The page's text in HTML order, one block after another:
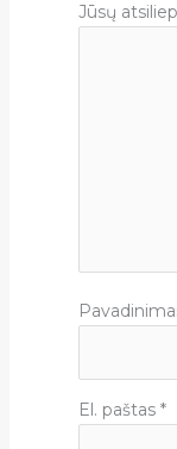
Jūsų
El. paštas *